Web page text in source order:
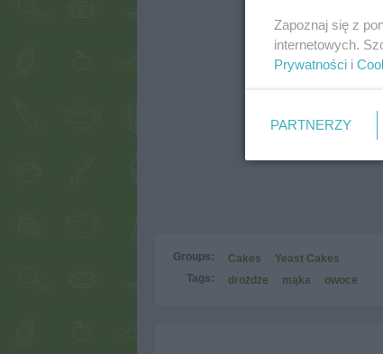
Groups: Cakes
Yeast Cakes
Tags:
drożdże mąka owoce
Zapoznaj się z
internetowych.
Prywatności i
PARTNERZY